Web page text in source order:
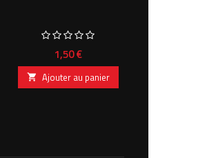
Prix
1,50 €
 Ajouter au panier